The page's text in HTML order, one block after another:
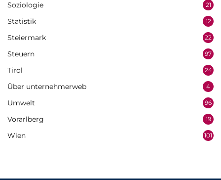
Soziologie 21
Statistik 12
Steiermark 22
Steuern 97
Tirol 24
Über unternehmerweb 4
Umwelt 96
Vorarlberg 19
Wien 101